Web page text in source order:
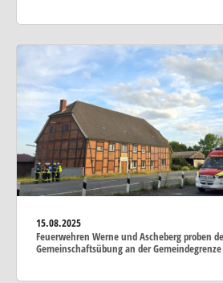
15.08.2025
Feuerwehren Werne und Ascheberg proben
Gemeinschaftsübung an der Gemeindegrenze